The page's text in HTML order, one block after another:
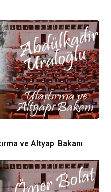
ve Altyapı Bakanı